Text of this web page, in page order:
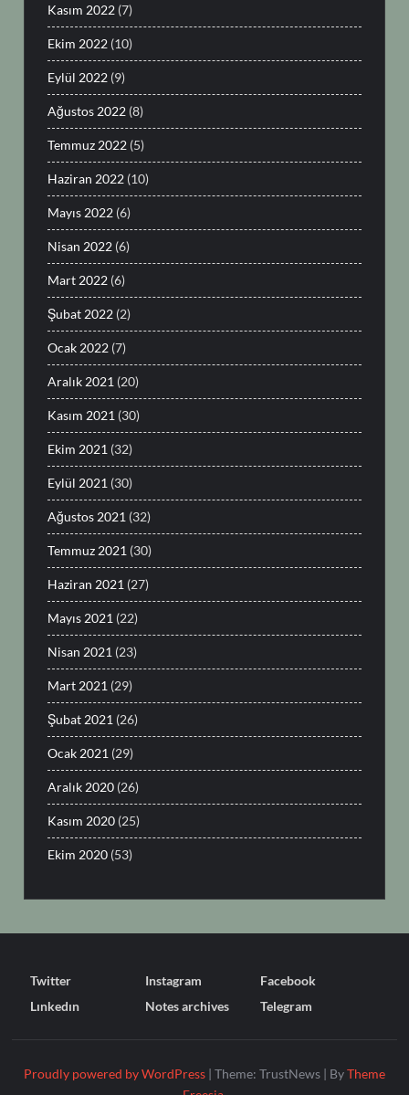
Kasım 2022 (7)
Ekim 2022 (10)
Eylül 2022 (9)
Ağustos 2022 (8)
Temmuz 2022 (5)
Haziran 2022 (10)
Mayıs 2022 (6)
Nisan 2022 (6)
Mart 2022 (6)
Şubat 2022 (2)
Ocak 2022 (7)
Aralık 2021 (20)
Kasım 2021 (30)
Ekim 2021 (32)
Eylül 2021 (30)
Ağustos 2021 (32)
Temmuz 2021 (30)
Haziran 2021 (27)
Mayıs 2021 (22)
Nisan 2021 (23)
Mart 2021 (29)
Şubat 2021 (26)
Ocak 2021 (29)
Aralık 2020 (26)
Kasım 2020 (25)
Ekim 2020 (53)
Twitter Instagram
Facebook
Lınkedın
Notes archives Telegram
Proudly powered by WordPress | Theme: TrustNews | ByTheme